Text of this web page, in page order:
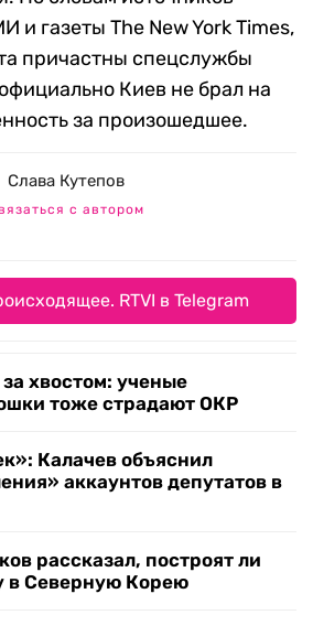
и газеты The New York Times,
причастны спецслужбы
Киев не брал на
за произошедшее.
Слава Кутепов
с автором
RTVI в Telegram
хвостом: ученые
тоже страдают ОКР
Калачев объяснил
аккаунтов депутатов в
рассказал, построят ли
в Северную Корею